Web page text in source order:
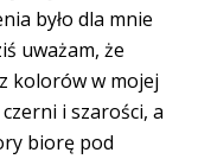
było dla mnie
uważam, że
kolorów w mojej
i szarości, a
biorę pod